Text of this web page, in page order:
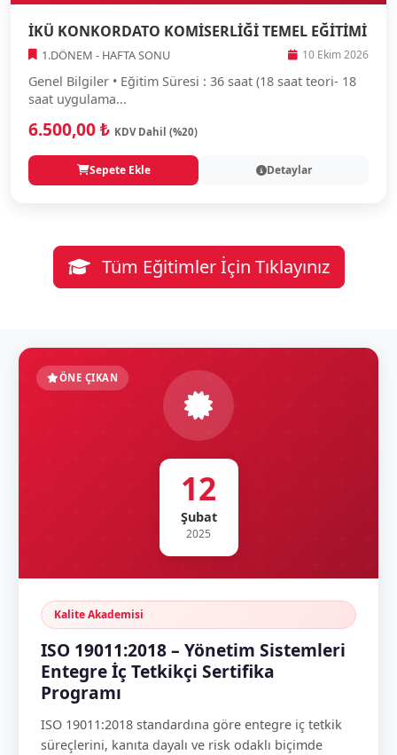
İKÜ KONKORDATO KOMİSERLİĞİ TEMEL EĞİTİMİ
1.DÖNEM - HAFTA SONU 10 Ekim 2026
Genel Bilgiler • Eğitim Süresi : 36 saat (18 saat teori- 18
saat uygulama...
6.500,00 ₺ KDV Dahil (%20)
Sepete Ekle Detaylar
Tüm Eğitimler İçin Tıklayınız
ÖNE ÇIKAN
12
Şubat
2025
Kalite Akademisi
ISO 19011:2018 – Yönetim Sistemleri
Entegre İç Tetkikçi Sertifika
Programı
ISO 19011:2018 standardına göre entegre iç tetkik
süreçlerini, kanıta dayalı ve risk odaklı biçimde